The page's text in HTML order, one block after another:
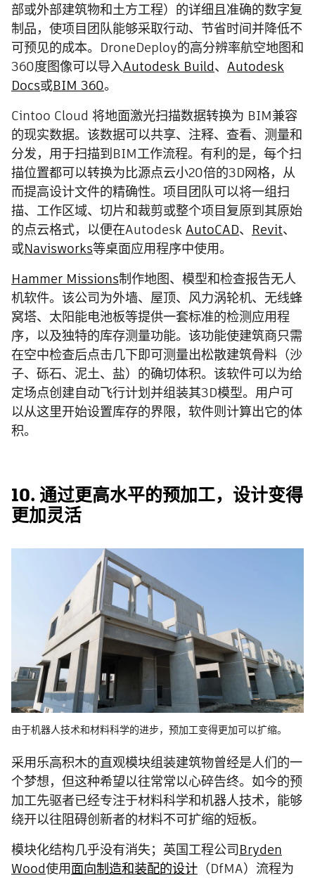
部或外部建筑物和土方工程）的详细且准确的数字复
制品，使项目团队能够采取行动、节省时间并降低不
可预见的成本。DroneDeploy的高分辨率航空地图和
360度图像可以导入Autodesk Build、 Autodesk
Docs或BIM 360。
Cintoo Cloud 将地面激光扫描数据转换为 BIM兼容
的现实数据。该数据可以共享、注释、查看、测量和
分发，用于扫描到BIM工作流程。有利的是，每个扫
描位置都可以转换为比源点云小20倍的3D网格，从
而提高设计文件的精确性。项目团队可以将一组扫
描、工作区域、切片和裁剪或整个项目复原到其原始
的点云格式，以便在Autodesk AutoCAD、 Revit、
或Navisworks等桌面应用程序中使用。
Hammer Missions制作地图、模型和检查报告无人
机软件。该公司为外墙、屋顶、风力涡轮机、无线蜂
窝塔、太阳能电池板等提供一套标准的检测应用程
序，以及独特的库存测量功能。该功能使建筑商只需
在空中检查后点击几下即可测量出松散建筑骨料（沙
子、砾石、泥土、盐）的确切体积。该软件可以为给
定场点创建自动飞行计划并组装其3D模型。用户可
以从这里开始设置库存的界限，软件则计算出它的体
积。
10. 通过更高水平的预加工，设计变得
更加灵活
由于机器人技术和材料科学的进步，预加工变得更加可以扩缩。
采用乐高积木的直观模块组装建筑物曾经是人们的一
个梦想，但这种希望以往常常以心碎告终。如今的预
加工先驱者已经专注于材料科学和机器人技术，能够
绕开以往阻碍创新者的材料不可扩缩的短板。
模块化结构几乎没有消失；英国工程公司Bryden
Wood使用面向制造和装配的设计 （DfMA）流程为